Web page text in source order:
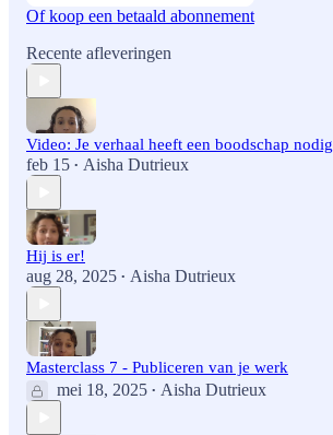
Of koop een betaald abonnement
Recente afleveringen
Video: Je verhaal heeft een boodschap nodig
feb 15 • Aisha Dutrieux
Hij is er!
aug 28, 2025 • Aisha Dutrieux
Masterclass 7 - Publiceren van je werk
mei 18, 2025 • Aisha Dutrieux